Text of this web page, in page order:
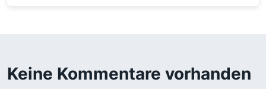
Keine Kommentare vorhanden